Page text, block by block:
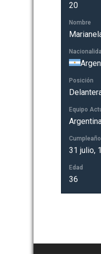
20
Nombre
Posición
Equipo
31 julio,
Edad
36